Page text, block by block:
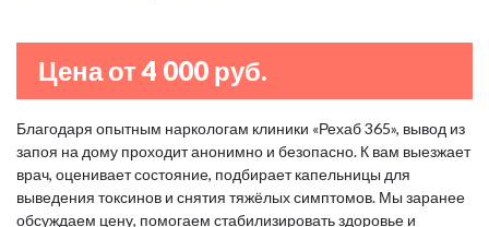
Цена от 4 000 руб.
Благодаря опытным наркологам клиники «Рехаб 365», вывод из
запоя на дому проходит анонимно и безопасно. К вам выезжает
врач, оценивает состояние, подбирает капельницы для
выведения токсинов и снятия тяжёлых симптомов. Мы заранее
обсуждаем цену, помогаем стабилизировать здоровье и